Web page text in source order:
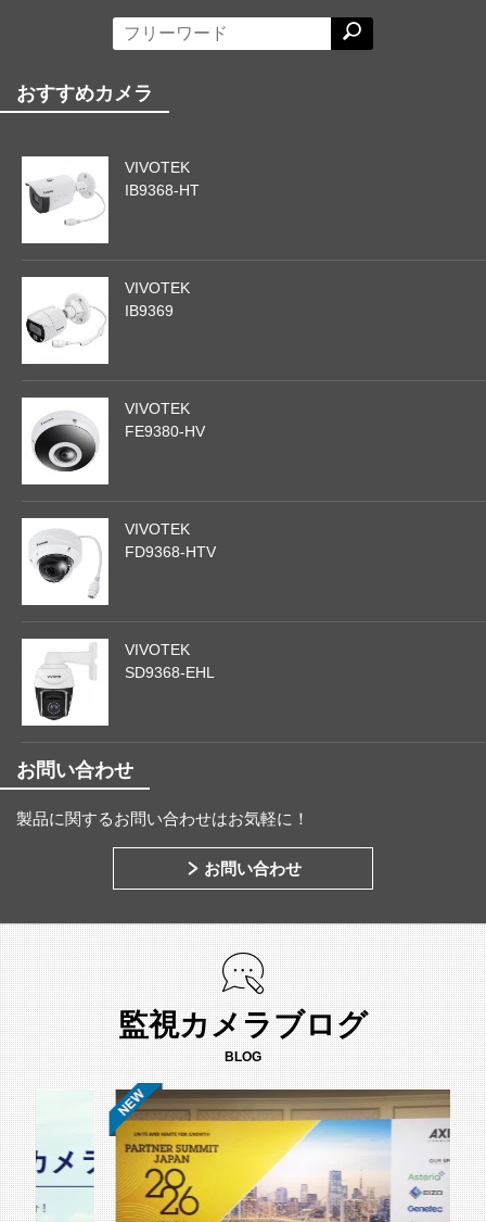
おすすめカメラ
VIVOTEK
IB9368-HT
VIVOTEK
IB9369
VIVOTEK
FE9380-HV
VIVOTEK
FD9368-HTV
VIVOTEK
SD9368-EHL
お問い合わせ
製品に関するお問い合わせはお気軽に！
お問い合わせ
監視カメラブログ
BLOG